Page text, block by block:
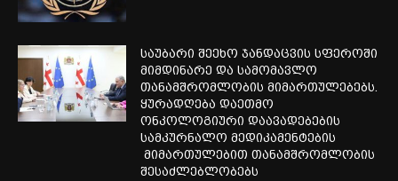
საუბარი შეეხო ჯანდაცვის სფეროში
მიმდინარე და სამომავლო
თანამშრომლობის მიმართულებებს.
ყურადღება დაეთმო
ონკოლოგიური დაავადებების
სამკურნალო მედიკამენტების
მიმართულებით თანამშრომლობის
შესაძლებლობებს